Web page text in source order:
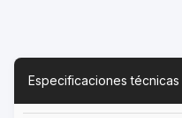
Especificaciones técnicas